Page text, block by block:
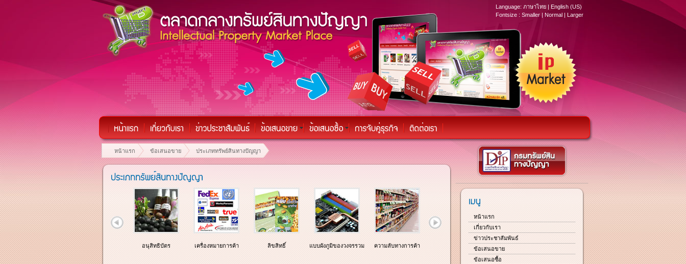
Language: ภาษาไทย | English (US)
Fontsize : Smaller | Normal | Larger
หน้าแรก ข้อเสนอขาย ประเภททรัพย์สินทางปัญญา
สิทธิบัตร อนุสิทธิบัตร เครื่องหมายการค้า ลิขสิทธิ์ แบบผังภูมิของวงจรรวม ความลับทางการค้า
หน้าแรก
เกี่ยวกับเรา
ข่าวประชาสัมพันธ์
ข้อเสนอขาย
ข้อเสนอซื้อ